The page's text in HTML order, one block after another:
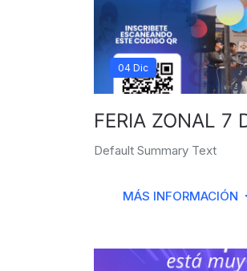
04 Dic
FERIA ZONAL 7
Default Summary Text
MÁS INFORMACIÓN